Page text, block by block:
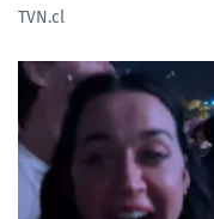
PROGRAMAS
TELESERIES
NTV
ACTUALIDAD Y
TVN.cl